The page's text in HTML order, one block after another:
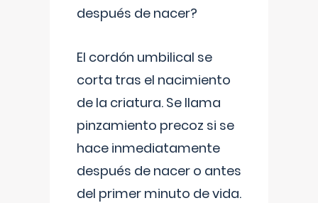
después de nacer?
El cordón umbilical se
corta tras el nacimiento
de la criatura. Se llama
pinzamiento precoz si se
hace inmediatamente
después de nacer o antes
del primer minuto de vida.